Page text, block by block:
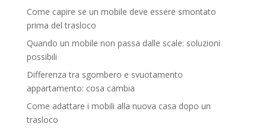
Come capire se un mobile deve essere smontato
prima del trasloco
Quando un mobile non passa dalle scale: soluzioni
possibili
Differenza tra sgombero e svuotamento
appartamento: cosa cambia
Come adattare i mobili alla nuova casa dopo un
trasloco